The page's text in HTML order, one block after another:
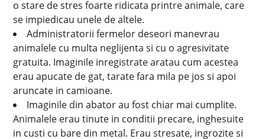
o stare de stres foarte ridicata printre animale, care
se impiedicau unele de altele.
Administratorii fermelor deseori manevrau
animalele cu multa neglijenta si cu o agresivitate
gratuita. Imaginile inregistrate aratau cum acestea
erau apucate de gat, tarate fara mila pe jos si apoi
aruncate in camioane.
Imaginile din abator au fost chiar mai cumplite.
Animalele erau tinute in conditii precare, inghesuite
in custi cu bare din metal. Erau stresate, ingrozite si